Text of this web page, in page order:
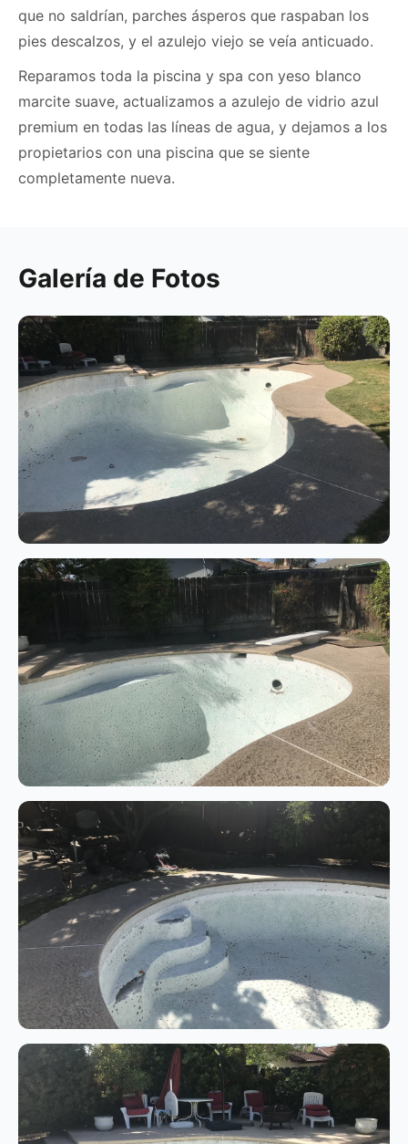
que no saldrían, parches ásperos que raspaban los
pies descalzos, y el azulejo viejo se veía anticuado.
Reparamos toda la piscina y spa con yeso blanco
marcite suave, actualizamos a azulejo de vidrio azul
premium en todas las líneas de agua, y dejamos a los
propietarios con una piscina que se siente
completamente nueva.
Galería de Fotos